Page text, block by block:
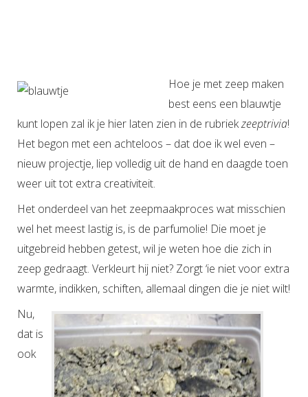
Hoe je met zeep maken
best eens een blauwtje
kunt lopen zal ik je hier laten zien in de rubriekzeeptrivia!
Het begon met een achteloos – dat doe ik wel even –
nieuw projectje, liep volledig uit de hand en daagde toen
weer uit tot extra creativiteit.
Het onderdeel van het zeepmaakproces wat misschien
wel het meest lastig is, is de parfumolie! Die moet je
uitgebreid hebben getest, wil je weten hoe die zich in
zeep gedraagt. Verkleurt hij niet? Zorgt ‘ie niet voor extra
warmte, indikken, schiften, allemaal dingen die je niet wilt!
Nu,
dat is
ook